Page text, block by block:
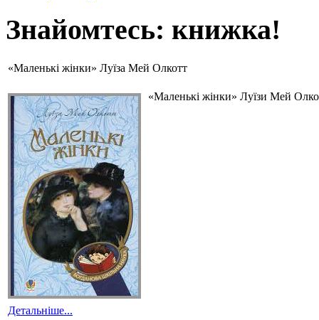
Знайомтесь: книжка!
«Маленькі жінки» Луїза Мей Олкотт
«Маленькі жінки» Луїзи Мей
Детальніше...